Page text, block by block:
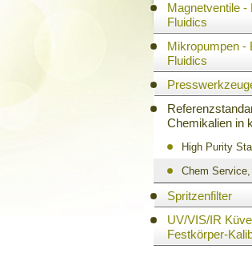
Magnetventile -
Fluidics
Mikropumpen -
Fluidics
Chemikalien in
High Purity
Chem
Spritzenfilter
UV/VIS/IR
Festkörper-